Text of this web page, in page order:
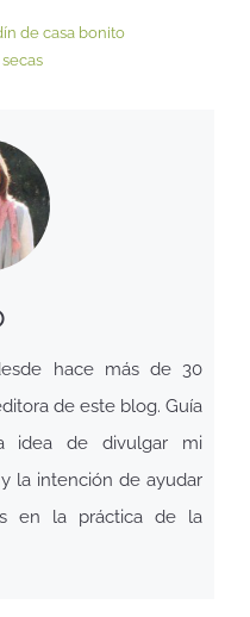
de casa bonito
hace más de 30
de este blog. Guía
idea de divulgar mi
la intención de ayudar
en la práctica de la